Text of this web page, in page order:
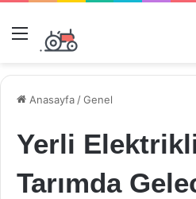
Menü
Anasayfa /Genel
Yerli
Tarımda